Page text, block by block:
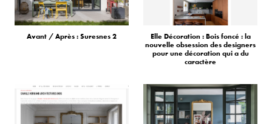
Avant / Après : Suresnes 2
Elle Décoration : Bois foncé : la
nouvelle obsession des designers
pour une décoration qui a du
caractère